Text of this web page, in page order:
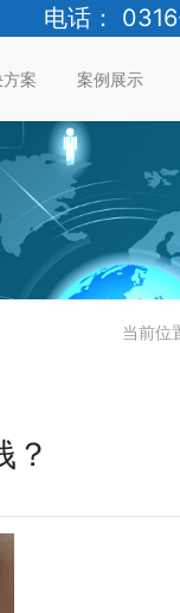
电话：
案 案例展示
当前位
？